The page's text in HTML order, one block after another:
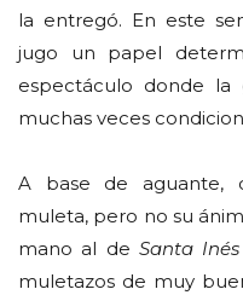
la entregó. En este
jugo un papel
espectáculo donde
muchas veces
A base de aguante,
muleta, pero no su
mano al de Santa Inés
muletazos de muy